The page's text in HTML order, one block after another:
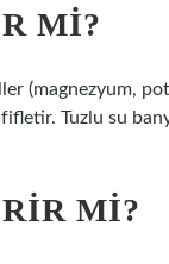
MI?
(magnezyum,
Tuzlu su
MI?